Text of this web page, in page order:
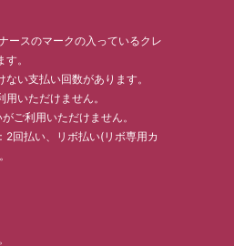
ースのマークの入っているクレ
。
い支払い回数があります。
いただけません。
ご利用いただけません。
2回払い、リボ払い(リボ専用カ